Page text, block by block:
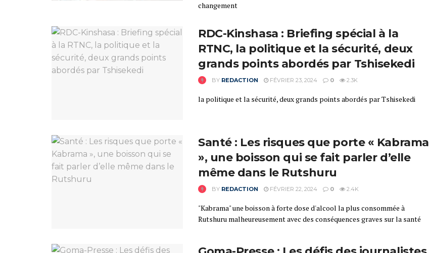
changement
RDC-Kinshasa : Briefing spécial à la
RTNC, la politique et la sécurité, deux
grands points abordés par Tshisekedi
BY REDACTION FÉVRIER 23, 2024 0 2.3K
la politique et la sécurité, deux grands points abordés par Tshisekedi
Santé : Les risques que porte « Kabrama
», une boisson qui se fait parler d’elle
même dans le Rutshuru
BY REDACTION FÉVRIER 22, 2024 0 2.4K
"Kabrama" une boisson à forte dose d'alcool la plus consommée à
Rutshuru malheureusement avec des conséquences graves sur la santé